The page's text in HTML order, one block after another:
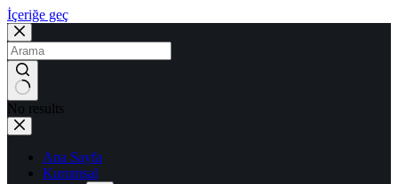
İçeriğe geç
No results
Ana Sayfa
Kurumsal